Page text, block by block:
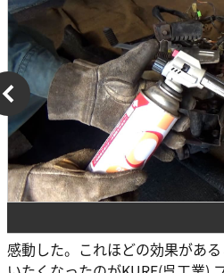
感動した。これほどの効果があ